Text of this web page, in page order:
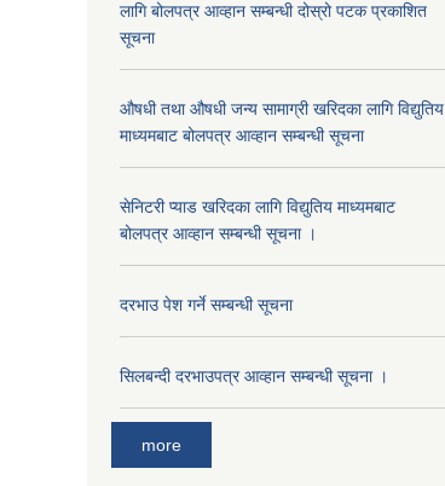
लागि बोलपत्र आव्हान सम्बन्धी दोस्रो पटक प्रकाशित
सूचना
औषधी तथा औषधी जन्य सामाग्री खरिदका लागि विद्युतिय
माध्यमबाट बोलपत्र आव्हान सम्बन्धी सूचना
सेनिटरी प्याड खरिदका लागि विद्युतिय माध्यमबाट
बोलपत्र आव्हान सम्बन्धी सूचना ।
दरभाउ पेश गर्ने सम्बन्धी सूचना
सिलबन्दी दरभाउपत्र आव्हान सम्बन्धी सूचना ।
more